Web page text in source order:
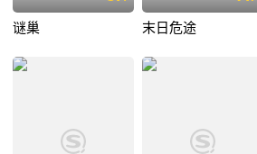
谜巢 末日危途